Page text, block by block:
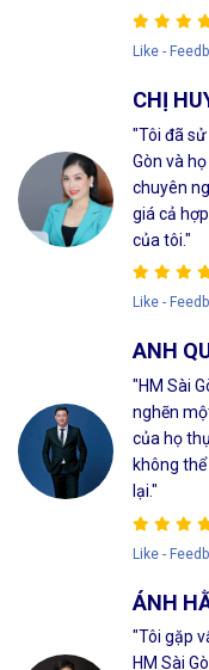
Like -
CHỊ
"Tôi đã
Gòn và
chuyên
giá cả
của tôi."
Like -
ANH
"HM Sài
nghẽn
của họ
không
lại."
Like -
ÁNH
"Tôi gặp
HM Sài